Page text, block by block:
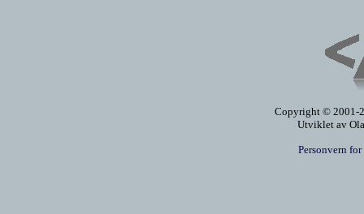
Copyright © 2001-
Utviklet av
Personvern